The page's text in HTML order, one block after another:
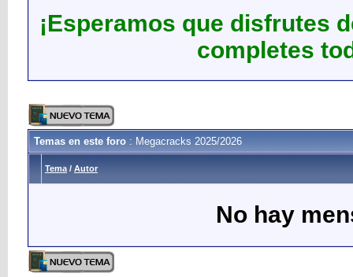
¡Esperamos que disfrutes
completes
Temas en este foro : Megacracks 2025/2026
Tema / Autor
No hay